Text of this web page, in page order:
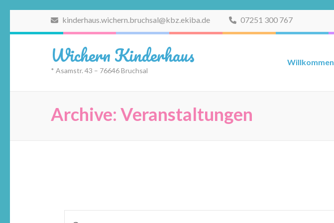
(Eingabetaste
kinderhaus.wichern.bruchsal@kbz.ekiba.de 07251 300 767
Wichern Kinderhaus
* Asamstr. 43 – 76646 Bruchsal
Willkommen
Archive: Veranstaltungen
Veranstaltungen